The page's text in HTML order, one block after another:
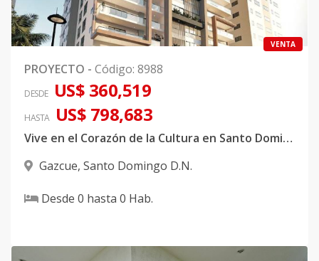
VENTA
PROYECTO - Código: 8988
DESDE US$ 360,519
HASTA US$ 798,683
Vive en el Corazón de la Cultura en Santo Domingo
Gazcue, Santo Domingo D.N.
Desde 0 hasta 0 Hab.